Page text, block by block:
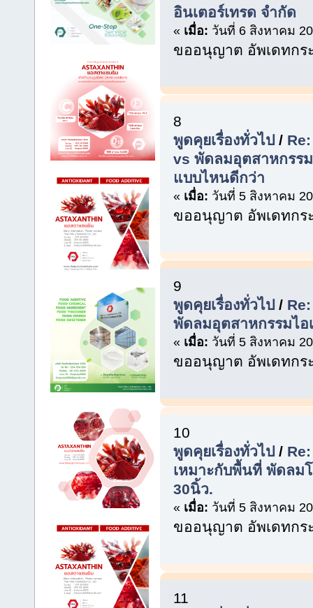
อินเตอร์เทรด จำกัด
« เมื่อ: วันที่ 6 สิงหาคม
ขออนุญาต อัพเดทกร
8
พูดคุยเรื่องทั่วไป/
vs พัดลมอุตสาหกรร
แบบไหนดีกว่า
« เมื่อ: วันที่ 5 สิงหาคม
ขออนุญาต อัพเดทกร
9
พูดคุยเรื่องทั่วไป /
พัดลมอุตสาหกรรมไอ
« เมื่อ: วันที่ 5 สิงหาคม
ขออนุญาต อัพเดทกร
10
พูดคุยเรื่องทั่วไป /
เหมาะกับพื้นที่ พัดลม
30นิ้ว.
« เมื่อ: วันที่ 5 สิงหาคม
ขออนุญาต อัพเดทกร
11